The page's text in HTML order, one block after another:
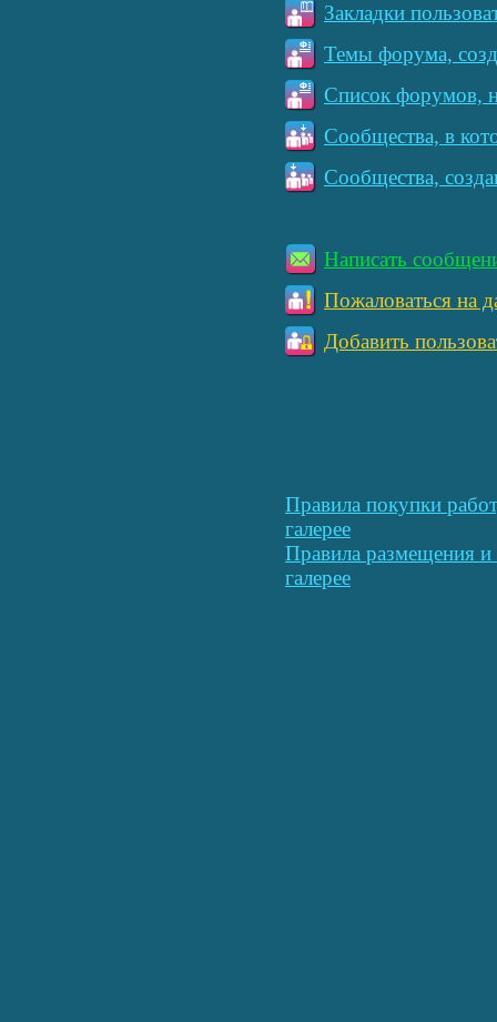
Закладки
Темы форума,
Список форумов,
Сообщества, в
Сообщества,
Написать
Пожаловаться на
Добавить
Правила покупки
галерее
Правила размещения
галерее